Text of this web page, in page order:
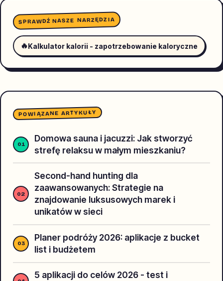
SPRAWDŹ NASZE NARZĘDZIA
🔥Kalkulator kalorii - zapotrzebowanie kaloryczne
POWIĄZANE ARTYKUŁY
Domowa sauna i jacuzzi: Jak stworzyć
strefę relaksu w małym mieszkaniu?
Second-hand hunting dla
zaawansowanych: Strategie na
znajdowanie luksusowych marek i
unikatów w sieci
Planer podróży 2026: aplikacje z bucket
list i budżetem
5 aplikacji do celów 2026 - test i